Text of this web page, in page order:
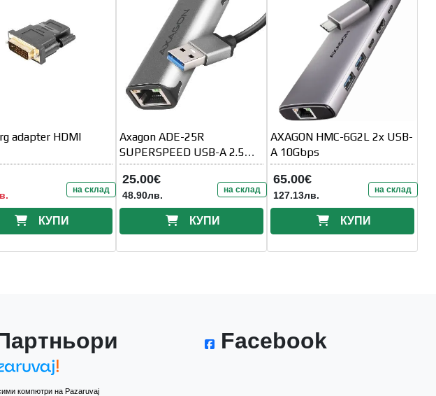
adapter HDMI
на склад
КУПИ
Axagon ADE-25R
SUPERSPEED USB-A 2.5
GIGABIT
ETHERNETCompact
aluminum USB-A 3.2 Gen 1
2.5
25.00€
48.90лв. на склад
КУПИ
AXAGON HMC-6G2L 2x USB-
A 10Gbps
65.00€
127.13лв. на склад
КУПИ
компютри на Pazaruvaj
Facebook